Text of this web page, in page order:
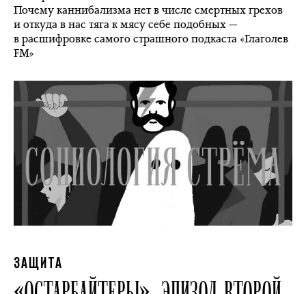
Почему каннибализма нет в числе смертных грехов
и откуда в нас тяга к мясу себе подобных —
в расшифровке самого страшного подкаста «Глаголев
FM»
ЗАЩИТА